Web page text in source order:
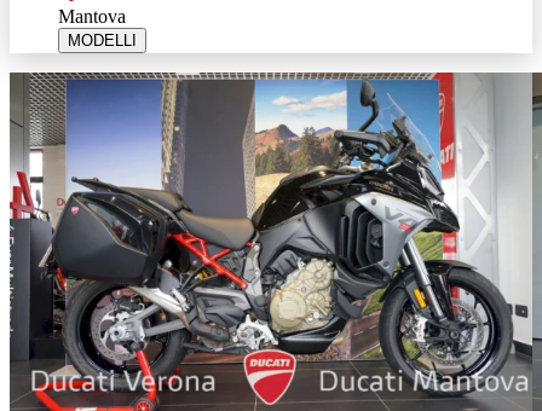
Mantova
MODELLI